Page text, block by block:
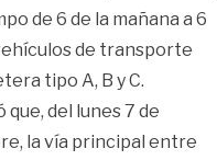
de 6 de la mañana a 6
de transporte
tipo A, B y C.
del lunes 7 de
la vía principal entre